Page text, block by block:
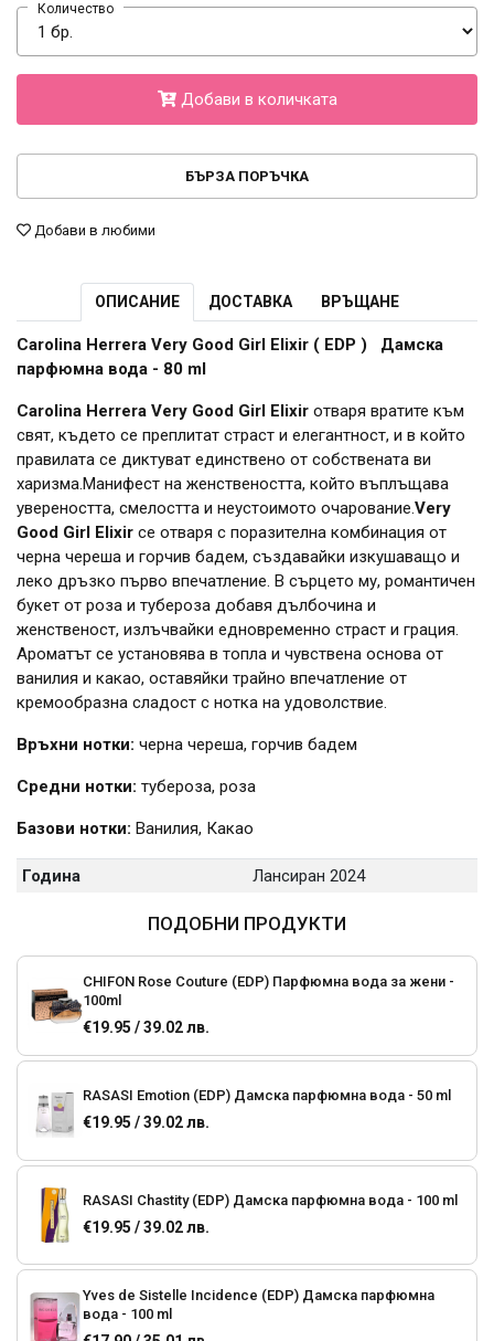
Количество
Добави в количката
БЪРЗА ПОРЪЧКА
Добави в любими
ПОДОБНИ ПРОДУКТИ
CHIFON Rose Couture (EDP) Парфюмна вода за жени -
100ml
€19.95 / 39.02 лв.
RASASI Emotion (EDP) Дамска парфюмна вода - 50 ml
€19.95 / 39.02 лв.
RASASI Chastity (EDP) Дамска парфюмна вода - 100 ml
€19.95 / 39.02 лв.
Yves de Sistelle Incidence (EDP) Дамска парфюмна
вода - 100 ml
ОПИСАНИЕ ДОСТАВКА ВРЪЩАНЕ
Carolina Herrera Very Good Girl Elixir ( EDP ) Дамска
парфюмна вода - 80 ml
Carolina Herrera Very Good Girl Elixir отваря вратите към
свят, където се преплитат страст и елегантност, и в който
правилата се диктуват единствено от собствената ви
харизма.Манифест на женствеността, който въплъщава
увереността, смелостта и неустоимото очарование.Very
Good Girl Elixir се отваря с поразителна комбинация от
черна череша и горчив бадем, създавайки изкушаващо и
леко дръзко първо впечатление. В сърцето му, романтичен
букет от роза и тубероза добавя дълбочина и
женственост, излъчвайки едновременно страст и грация.
Ароматът се установява в топла и чувствена основа от
ванилия и какао, оставяйки трайно впечатление от
кремообразна сладост с нотка на удоволствие.
Връхни нотки: черна череша, горчив бадем
Средни нотки: тубероза, роза
Базови нотки: Ванилия, Какао
Година Лансиран 2024